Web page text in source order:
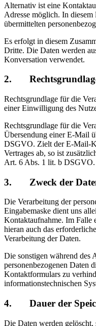
Alternativ ist eine
Adresse möglich. In
übermittelten
Es erfolgt in diesem
Dritte. Die Daten werden
Konversation verwendet.
2.
Rechtsgrundlage für die
einer Einwilligung des
Rechtsgrundlage für die
Übersendung einer E-Mail
DSGVO. Zielt der E-Mail-
Vertrages ab, so ist
Art. 6 Abs. 1 lit. b DSGVO.
3. Zweck der
Die Verarbeitung der
Eingabemaske dient uns
Kontaktaufnahme. Im Falle
hieran auch das
Verarbeitung der Daten.
Die sonstigen während des
personenbezogenen Daten
Kontaktformulars zu
informationstechnischen
4. Dauer der
Die Daten werden